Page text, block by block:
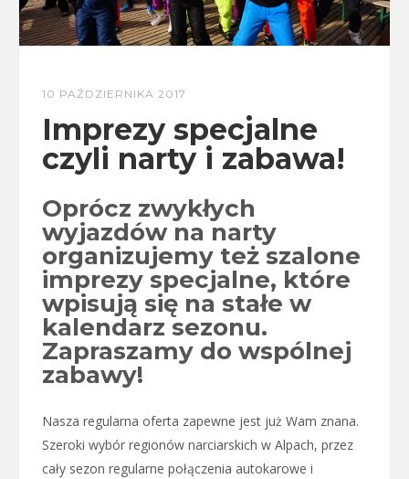
10 PAŹDZIERNIKA 2017
Imprezy specjalne
czyli narty i zabawa!
Oprócz zwykłych
wyjazdów na narty
organizujemy też szalone
imprezy specjalne, które
wpisują się na stałe w
kalendarz sezonu.
Zapraszamy do wspólnej
zabawy!
Nasza regularna oferta zapewne jest już Wam znana.
Szeroki wybór regionów narciarskich w Alpach, przez
cały sezon regularne połączenia autokarowe i